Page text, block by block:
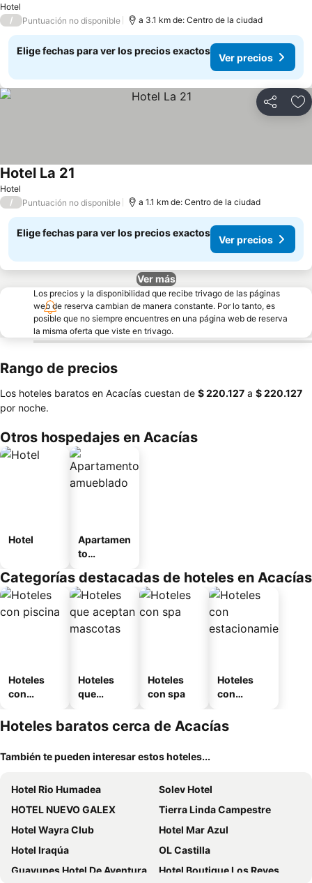
Hotel
/ Puntuación no disponible a 3.1 km de: Centro de la ciudad
Elige fechas para ver los precios exactos
Ver precios
Compartir
Hotel
Hotel La 21
/ Puntuación no disponible a 1.1 km de: Centro de la ciudad
Elige fechas para ver los precios exactos
Ver precios
Ver más
Los precios y la disponibilidad que recibe trivago de las páginas
web de reserva cambian de manera constante. Por lo tanto, es
posible que no siempre encuentres en una página web de reserva
la misma oferta que viste en trivago.
Rango de precios
Los hoteles baratos en Acacías cuestan de ‎$ 220.127 a ‎$ 220.127
por noche.
Otros hospedajes en Acacías
Hotel
Apartamen
to
o
Categorías destacadas de hoteles en Acacías
Hoteles
con
Hoteles
que
mascotas
Hoteles
con spa
Hoteles
con
miento
Hoteles baratos cerca de Acacías
También te pueden interesar estos hoteles...
Hotel Rio Humadea
Solev Hotel
HOTEL NUEVO GALEX
Tierra Linda Campestre
Hotel Wayra Club
Hotel Mar Azul
Hotel Iraqúa
OL Castilla
Guayupes Hotel De Aventura
Hotel Boutique Los Reyes